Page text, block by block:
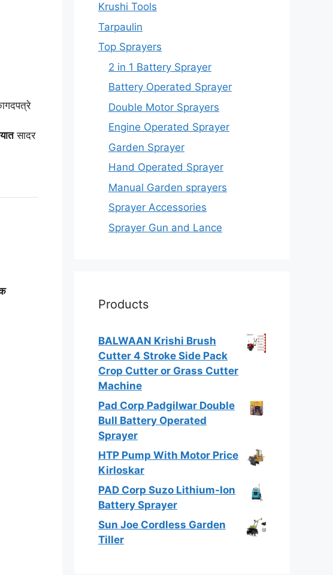
सादर
Krushi Tools
Tarpaulin
Top Sprayers
2 in 1 Battery Sprayer
Battery Operated Sprayer
Double Motor Sprayers
Engine Operated Sprayer
Garden Sprayer
Hand Operated Sprayer
Manual Garden sprayers
Sprayer Accessories
Sprayer Gun and Lance
Products
BALWAAN Krishi Brush
Cutter 4 Stroke Side Pack
Crop Cutter or Grass Cutter
Machine
Pad Corp Padgilwar Double
Bull Battery Operated
Sprayer
HTP Pump With Motor Price
Kirloskar
PAD Corp Suzo Lithium-Ion
Battery Sprayer
Sun Joe Cordless Garden
Tiller